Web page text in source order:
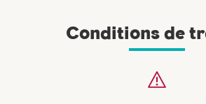
Conditions de